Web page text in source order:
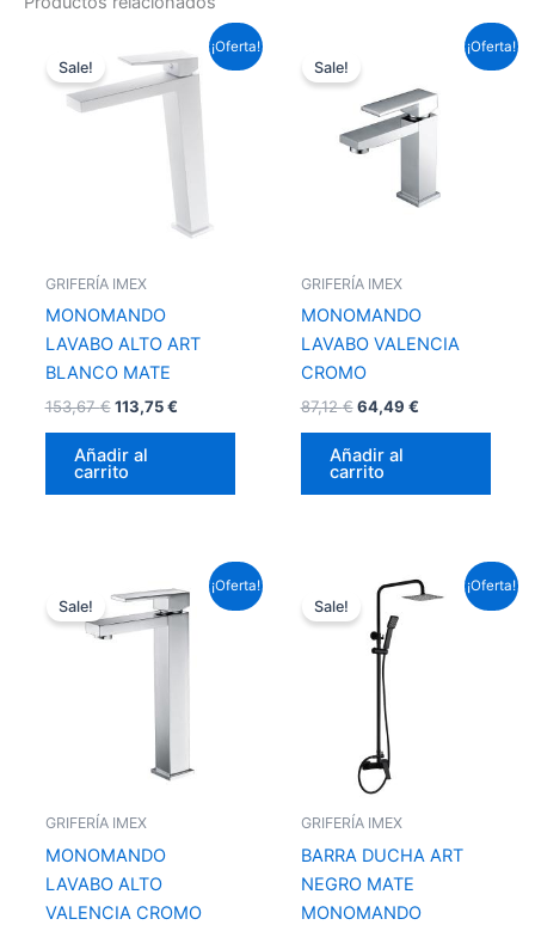
¡Oferta!
Sale!
GRIFERÍA IMEX
MONOMANDO
LAVABO ALTO ART
BLANCO MATE
153,67€
precio
original
era:
113,75€
precio
actual
Añadir al
carrito
¡Oferta!
Sale!
GRIFERÍA IMEX
MONOMANDO
LAVABO VALENCIA
CROMO
87,12€
original
era:
87,12 €.
64,49 €
precio
es:
64,49 €.
Añadir al
carrito
¡Oferta!
Sale!
GRIFERÍA IMEX
MONOMANDO
LAVABO ALTO
VALENCIA CROMO
precio
original
era:
precio
actual
¡Oferta!
Sale!
GRIFERÍA IMEX
BARRA DUCHA ART
NEGRO MATE
MONOMANDO
precio
original
era:
237,16 €.
precio